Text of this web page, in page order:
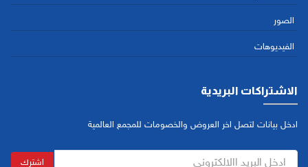
الصور
الفيديوهات
الاشتراكات البريدية
ادخل بيانات لتصل اخر العروض والخصومات للمجمع العالمية
اشترك